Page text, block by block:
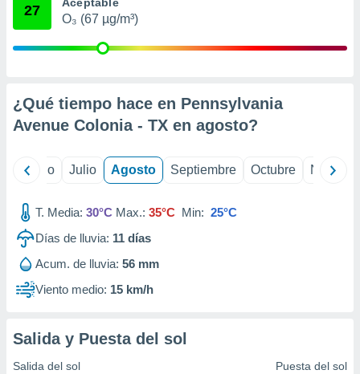
publicidad
1199
27
O₃ (67 µg/m³)
¿Qué tiempo hace en Pennsylvania
Avenue Colonia - TX en agosto?
Junio Julio Agosto Septiembre Octubre
T. Media: 30°C Max.: 35°C Min: 25°C
Días de lluvia: 11 días
Acum. de lluvia: 56 mm
Viento medio: 15 km/h
Salida y Puesta del sol
Salida del sol Puesta del sol